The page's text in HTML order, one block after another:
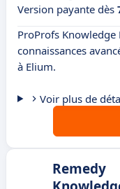
Version payante dès
ProProfs
connaissances
à Elium.
Voir plus de
Remedy